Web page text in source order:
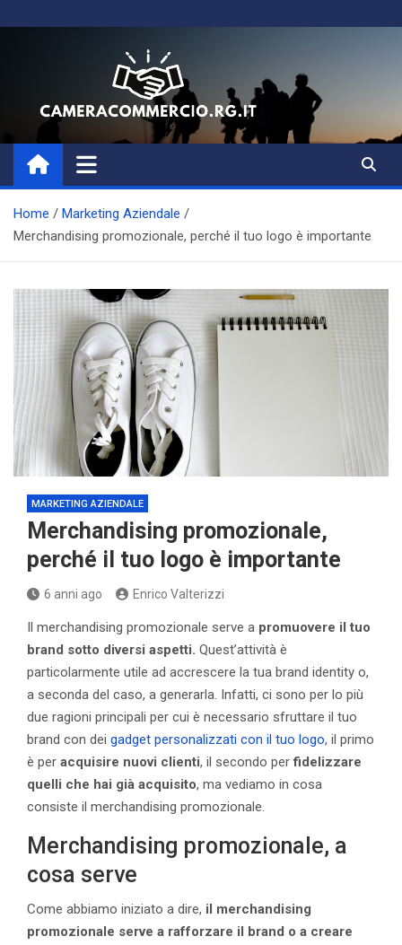
to
Magazine di Business, Aziende
e Amministrazione
Home
Marketing Aziendale
Merchandising promozionale, perché il tuo logo è importante
MARKETING AZIENDALE
Merchandising promozionale,
perché il tuo logo è importante
6 anni ago Enrico Valterizzi
Il merchandising promozionale serve a promuovere il tuo
brand sotto diversi aspetti. Quest’attività è
particolarmente utile ad accrescere la tua brand identity o,
a seconda del caso, a generarla. Infatti, ci sono per lo più
due ragioni principali per cui è necessario sfruttare il tuo
brand con dei gadget personalizzati con il tuo logo, il primo
è per acquisire nuovi clienti, il secondo perfidelizzare
quelli che hai già acquisito, ma vediamo in cosa
consiste il merchandising promozionale.
Merchandising promozionale, a
cosa serve
Come abbiamo iniziato a dire, il merchandising
promozionale serve a rafforzare il brand o a creare